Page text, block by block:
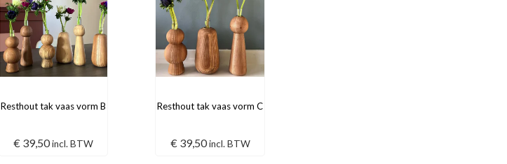
Resthout tak vaas vorm B
€ 39,50incl. BTW
Resthout tak vaas vorm C
€ 39,50 incl. BTW